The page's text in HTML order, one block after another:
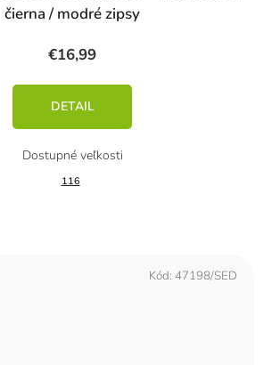
čierna / modré zipsy
€16,99
DETAIL
116
Kód: 47198/SED